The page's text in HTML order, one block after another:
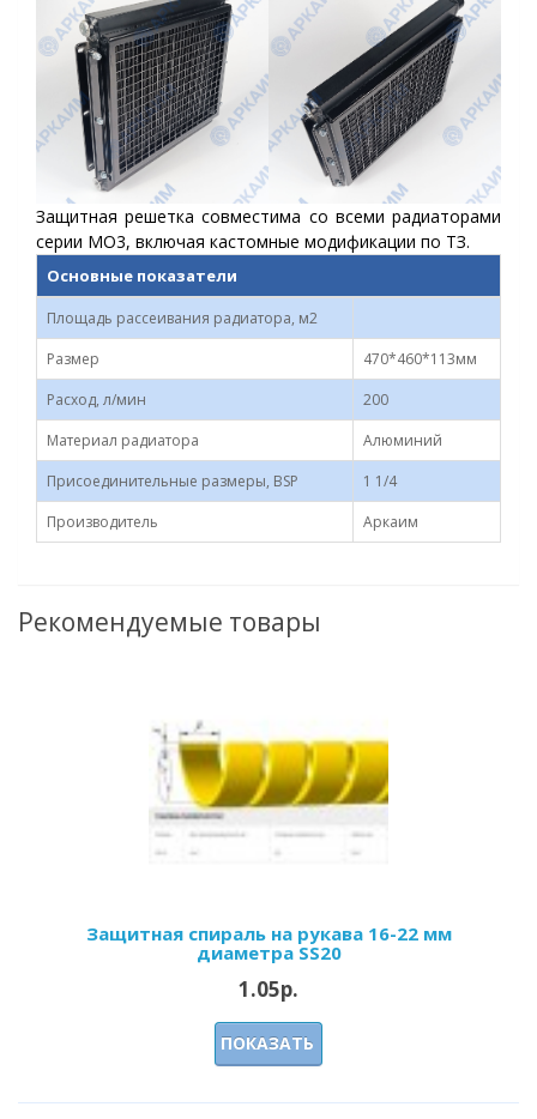
Защитная решетка совместима со всеми радиаторами
серии МО3, включая кастомные модификации по ТЗ.
Основные показатели
Площадь рассеивания радиатора, м2
Размер
470*460*113мм
Расход, л/мин
200
Материал радиатора
Алюминий
Присоединительные размеры, BSP
1 1/4
Производитель
Аркаим
Рекомендуемые товары
Защитная спираль на рукава 16-22 мм
диаметра SS20
1.05р.
ПОКАЗАТЬ